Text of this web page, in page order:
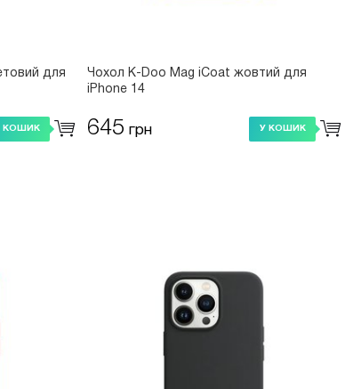
для
КОШИК
Чохол K-Doo Mag iCoat жовтий для
iPhone 14
645 грн У КОШИК